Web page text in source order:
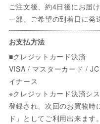
ご注文後、約4日後にお届け
一部、ご希望の到着日に発
お支払方法
■クレジットカード決済
VISA / マスターカード /
イナース
※クレジットカード決済シ
登録され、次回のお買物時
ド」としてご利用出来ます。